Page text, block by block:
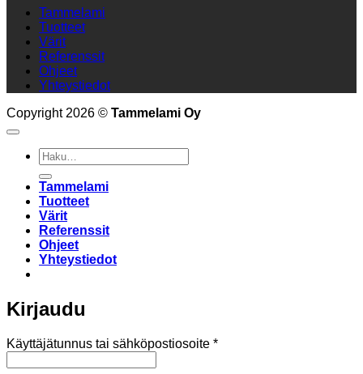
Tammelami
Tuotteet
Värit
Referenssit
Ohjeet
Yhteystiedot
Copyright 2026 © Tammelami Oy
Etsi:
Tammelami
Tuotteet
Värit
Referenssit
Ohjeet
Yhteystiedot
Kirjaudu
Käyttäjätunnus tai sähköpostiosoite *Vaaditaan